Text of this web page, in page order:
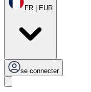
FR | EUR
se connecter